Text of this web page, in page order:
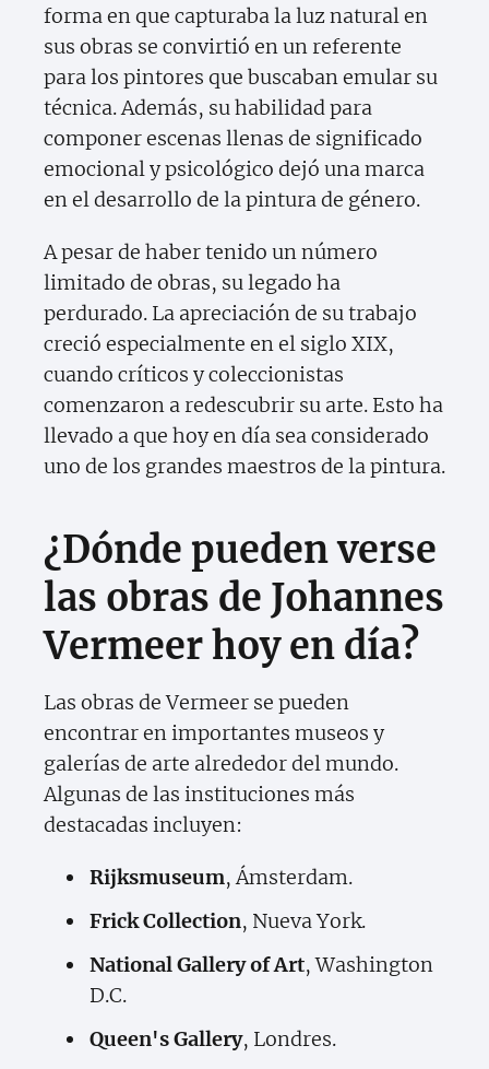
forma en que capturaba la luz natural en
sus obras se convirtió en un referente
para los pintores que buscaban emular su
técnica. Además, su habilidad para
componer escenas llenas de significado
emocional y psicológico dejó una marca
en el desarrollo de la pintura de género.
A pesar de haber tenido un número
limitado de obras, su legado ha
perdurado. La apreciación de su trabajo
creció especialmente en el siglo XIX,
cuando críticos y coleccionistas
comenzaron a redescubrir su arte. Esto ha
llevado a que hoy en día sea considerado
uno de los grandes maestros de la pintura.
¿Dónde pueden verse
las obras de Johannes
Vermeer hoy en día?
Las obras de Vermeer se pueden
encontrar en importantes museos y
galerías de arte alrededor del mundo.
Algunas de las instituciones más
destacadas incluyen:
Rijksmuseum, Ámsterdam.
Frick Collection, Nueva York.
National Gallery of Art, Washington
D.C.
Queen's Gallery, Londres.